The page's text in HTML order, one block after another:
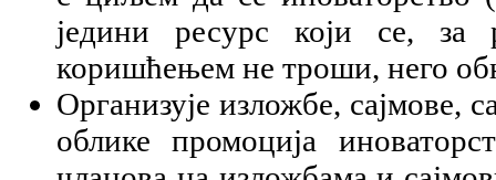
једини ресурс који се, за
коришћењем не троши, него
Организује изложбе, сајмове,
облике промоција